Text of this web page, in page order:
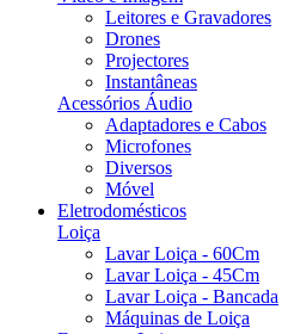
Leitores e Gravadores
Drones
Projectores
Instantâneas
Acessórios Áudio
Adaptadores e Cabos
Microfones
Diversos
Móvel
Eletrodomésticos
Loiça
Lavar Loiça - 60Cm
Lavar Loiça - 45Cm
Lavar Loiça - Bancada
Máquinas de Loiça